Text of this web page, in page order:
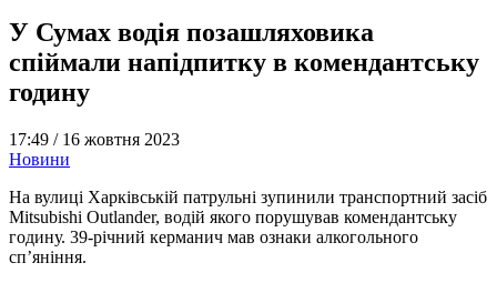
У Сумах водія позашляховика
спіймали напідпитку в комендантську
годину
17:49 / 16 жовтня 2023
Новини
На вулиці Харківській патрульні зупинили транспортний засіб
Mitsubishi Outlander, водій якого порушував комендантську
годину. 39-річний керманич мав ознаки алкогольного
сп’яніння.